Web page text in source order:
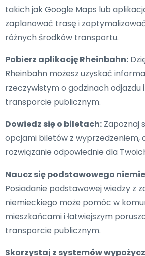
takich jak Google Maps lub
zaplanować trasę i
różnych środków transportu.
Pobierz aplikację Rheinbahn:
Rheinbahn możesz uzyskać
rzeczywistym o godzinach odjazdu
transporcie publicznym.
Dowiedz się o biletach: Zapoznaj
opcjami biletów z wyprzedzeniem,
rozwiązanie odpowiednie dla
Naucz się podstawowego
Posiadanie podstawowej wiedzy z
niemieckiego może pomóc w
mieszkańcami i łatwiejszym
transporcie publicznym.
Skorzystaj z systemów